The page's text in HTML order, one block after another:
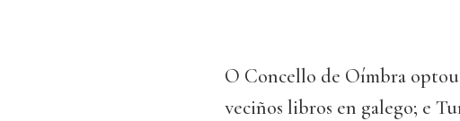
O Concello de Oímbra
veciños libros en galego; e